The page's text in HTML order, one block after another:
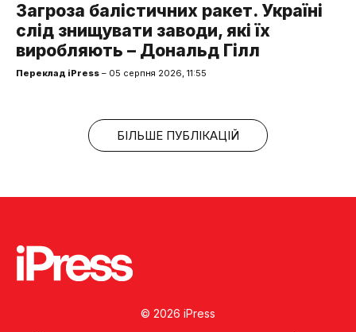
Загроза балістичних ракет. Україні
слід знищувати заводи, які їх
виробляють – Дональд Гілл
Переклад iPress – 05 серпня 2026, 11:55
БІЛЬШЕ ПУБЛІКАЦІЙ
© 2026 iPress